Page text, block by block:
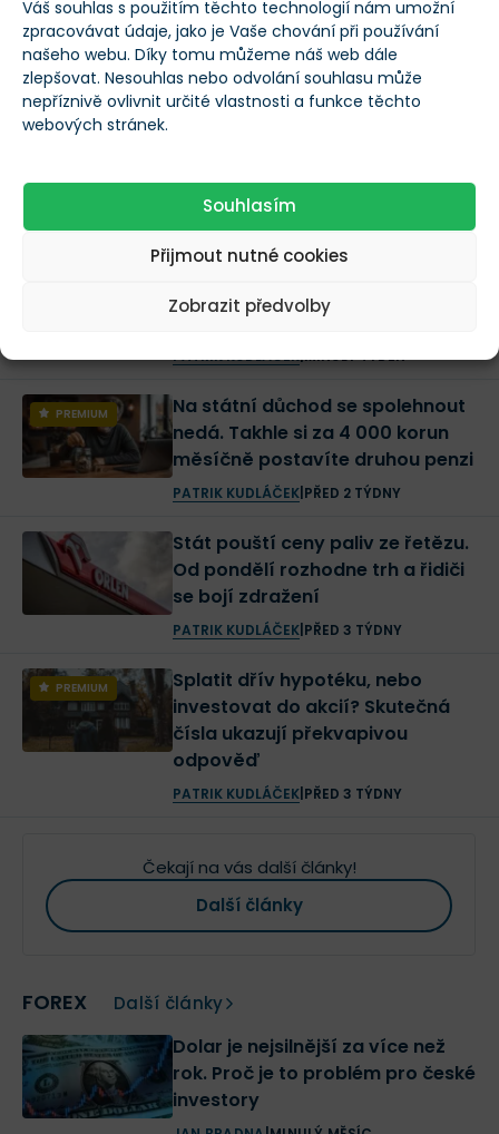
Váš souhlas s použitím těchto technologií nám umožní
zpracovávat údaje, jako je Vaše chování při používání
našeho webu. Díky tomu můžeme náš web dále
zlepšovat. Nesouhlas nebo odvolání souhlasu může
nepříznivě ovlivnit určité vlastnosti a funkce těchto
webových stránek.
Souhlasím
Přijmout nutné cookies
Zobrazit předvolby
OSOBNÍ FINANCE Další články
Odchod do důchodu v 65 letech
Nejdražší chyba investora není
špatně vybraná akcie. Jak
zbytečně nepřijít o stovky tisíc
PATRIK KUDLÁČEK|MINULÝ TÝDEN
PREMIUM
Na státní důchod se spolehnout
nedá. Takhle si za 4 000 korun
měsíčně postavíte druhou penzi
PATRIK KUDLÁČEK| PŘED 2 TÝDNY
Stát pouští ceny paliv ze řetězu.
Od pondělí rozhodne trh a řidiči
se bojí zdražení
PATRIK KUDLÁČEK| PŘED 3 TÝDNY
PREMIUM
Splatit dřív hypotéku, nebo
investovat do akcií? Skutečná
čísla ukazují překvapivou
odpověď
PATRIK KUDLÁČEK| PŘED 3 TÝDNY
Čekají na vás další články!
Další články
FOREX Další články
Dolar je nejsilnější za více než
rok. Proč je to problém pro české
investory